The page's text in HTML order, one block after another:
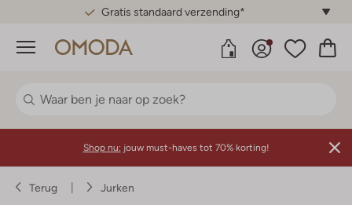
Gratis standaard verzending*
Menu
Shop nu: jouw must-haves tot 70% korting!
Terug Jurken